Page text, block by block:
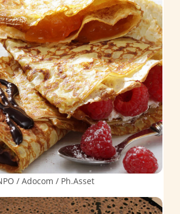
/ Adocom / Ph.Asset